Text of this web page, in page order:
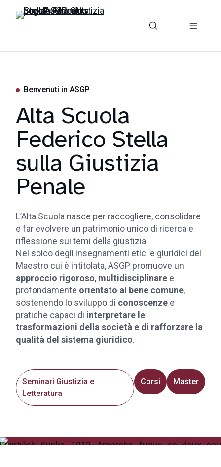
Benvenuti in ASGP
Alta Scuola
Federico Stella
sulla Giustizia
Penale
L’Alta Scuola nasce per raccogliere, consolidare
e far evolvere un patrimonio unico di ricerca e
riflessione sui temi della giustizia.
Nel solco degli insegnamenti etici e giuridici del
Maestro cui è intitolata, ASGP promuove un
approccio rigoroso, multidisciplinare e
profondamente orientato al bene comune,
sostenendo lo sviluppo di conoscenze e
pratiche capaci di interpretare le
trasformazioni della società e di rafforzare la
qualità del sistema giuridico.
Seminari Giustizia e
Letteratura
Corsi Master